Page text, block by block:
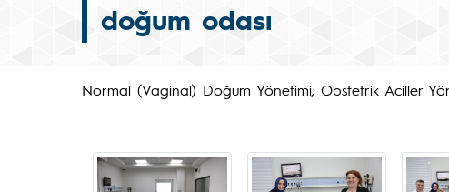
doğum odası
Normal (Vaginal) Doğum Yönetimi, Obstetrik Aciller